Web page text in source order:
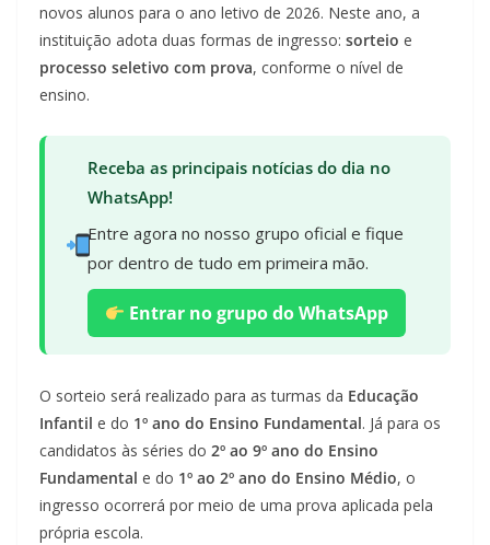
novos alunos para o ano letivo de 2026. Neste ano, a
instituição adota duas formas de ingresso: sorteio e
processo seletivo com prova, conforme o nível de
ensino.
Receba as principais notícias do dia no
WhatsApp!
Entre agora no nosso grupo oficial e fique
por dentro de tudo em primeira mão.
Entrar no grupo do WhatsApp
O sorteio será realizado para as turmas da Educação
Infantil e do 1º ano do Ensino Fundamental. Já para os
candidatos às séries do 2º ao 9º ano do Ensino
Fundamental e do 1º ao 2º ano do Ensino Médio, o
ingresso ocorrerá por meio de uma prova aplicada pela
própria escola.